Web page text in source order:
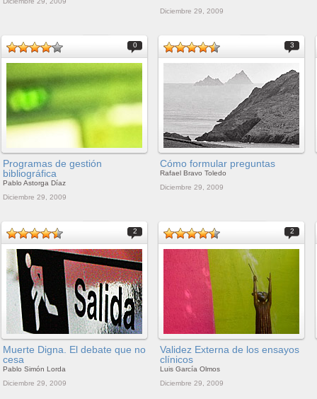
Diciembre 29, 2009
0
Programas de gestión
bibliográfica
Pablo Astorga Díaz
Diciembre 29, 2009
3
Cómo formular preguntas
Rafael Bravo Toledo
Diciembre 29, 2009
2
Muerte Digna. El debate que no
cesa
Pablo Simón Lorda
Diciembre 29, 2009
2
Validez Externa de los ensayos
clínicos
Luis García Olmos
Diciembre 29, 2009